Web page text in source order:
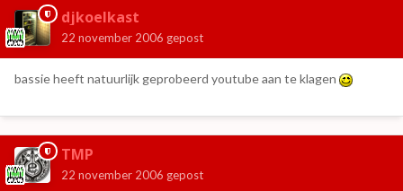
djkoelkast
22 november 2006 gepost
bassie heeft natuurlijk geprobeerd youtube aan te klagen
TMP
22 november 2006 gepost